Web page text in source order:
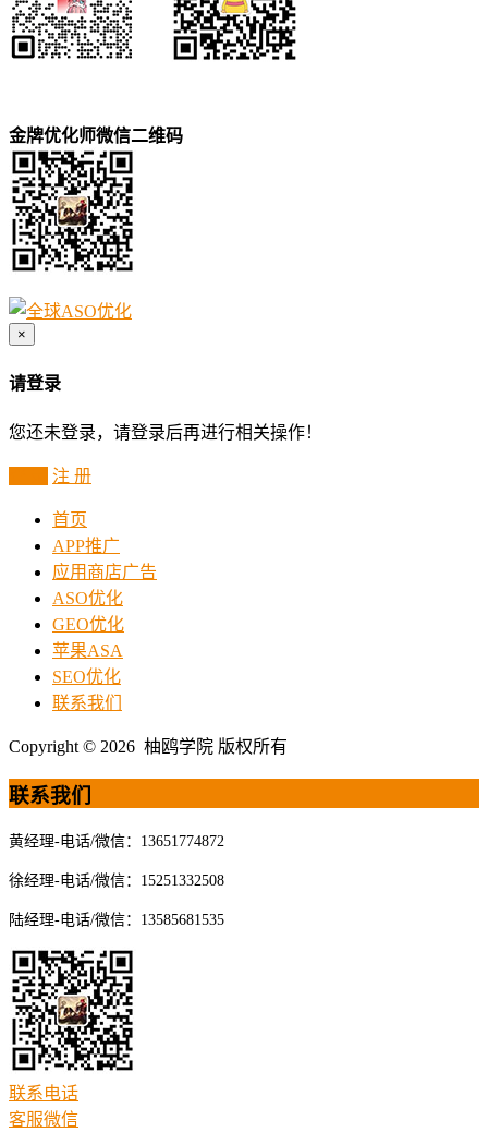
金牌优化师微信二维码
×
请登录
您还未登录，请登录后再进行相关操作！
注 册
首页
APP推广
应用商店广告
ASO优化
GEO优化
苹果ASA
SEO优化
联系我们
Copyright © 2026 柚鸥学院 版权所有
联系我们
黄经理-电话/微信：13651774872
徐经理-电话/微信：15251332508
陆经理-电话/微信：13585681535
联系电话
客服微信